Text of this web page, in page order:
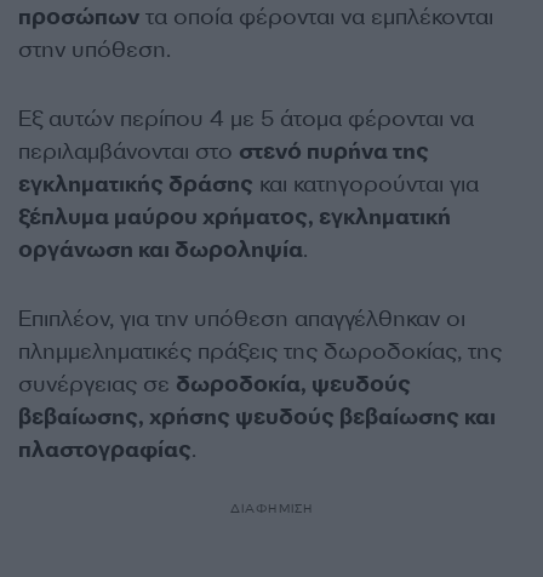
προσώπων τα οποία φέρονται να εμπλέκονται
στην υπόθεση.
Εξ αυτών περίπου 4 με 5 άτομα φέρονται να
περιλαμβάνονται στο στενό πυρήνα της
εγκληματικής δράσης και κατηγορούνται για
ξέπλυμα μαύρου χρήματος, εγκληματική
οργάνωση και δωροληψία.
Επιπλέον, για την υπόθεση απαγγέλθηκαν οι
πλημμεληματικές πράξεις της δωροδοκίας, της
συνέργειας σε δωροδοκία, ψευδούς
βεβαίωσης, χρήσης ψευδούς βεβαίωσης και
πλαστογραφίας.
ΔΙΑΦΗΜΙΣΗ